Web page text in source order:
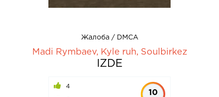
Жалоба / DMCA
Madi Rymbaev, Kyle ruh, Soulbirkez
IZDE
4
10